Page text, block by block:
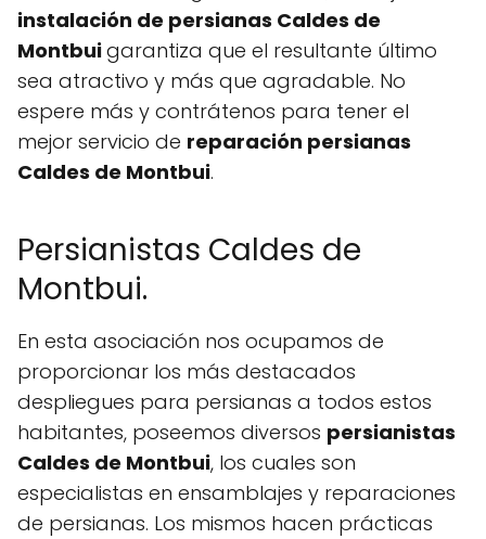
instalación de persianas Caldes de
Montbuigarantiza que el resultante último
sea atractivo y más que agradable. No
espere más y contrátenos para tener el
mejor servicio de reparación persianas
Caldes de Montbui.
Persianistas Caldes de
Montbui.
En esta asociación nos ocupamos de
proporcionar los más destacados
despliegues para persianas a todos estos
habitantes, poseemos diversos persianistas
Caldes de Montbui, los cuales son
especialistas en ensamblajes y reparaciones
de persianas. Los mismos hacen prácticas